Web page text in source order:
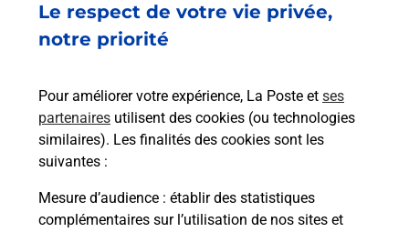
Le respect de votre vie privée,
notre priorité
Pour améliorer votre expérience, La Poste et ses
partenaires utilisent des cookies (ou technologies
similaires). Les finalités des cookies sont les
suivantes :
Mesure d’audience : établir des statistiques
complémentaires sur l’utilisation de nos sites et
Boîte aux lettres La Poste
2 Rue Du Chateau D Eau
27240 Mesnils Sur Iton
Le lien s'ouvre dans un nouvel onglet
Le lien s'ouvre dans un nouvel onglet